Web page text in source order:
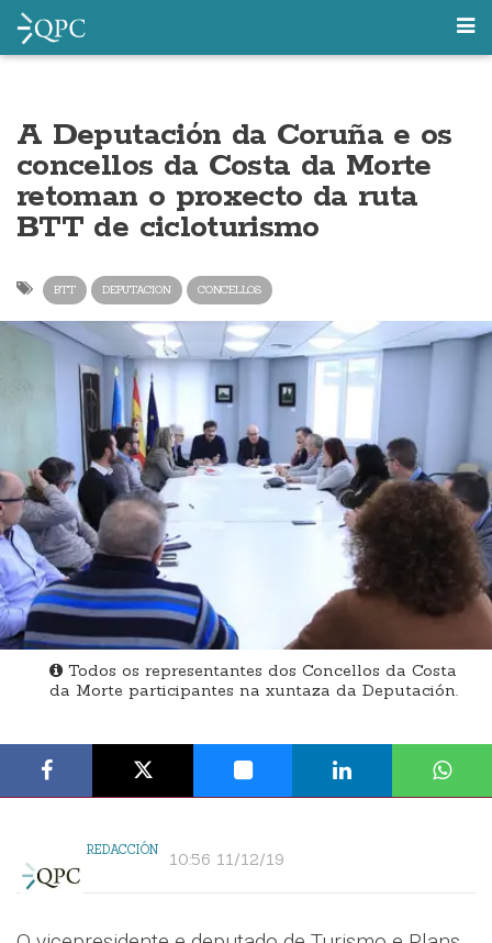
A Deputación da Coruña e os
concellos da Costa da Morte
retoman o proxecto da ruta
BTT de cicloturismo
BTT DEPUTACION CONCELLOS
Todos os representantes dos Concellos da Costa
da Morte participantes na xuntaza da Deputación.
REDACCIÓN 10:56 11/12/19